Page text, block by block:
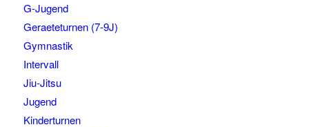
G-Jugend
Geraeteturnen (7-9J)
Gymnastik
Intervall
Jiu-Jitsu
Jugend
Kinderturnen